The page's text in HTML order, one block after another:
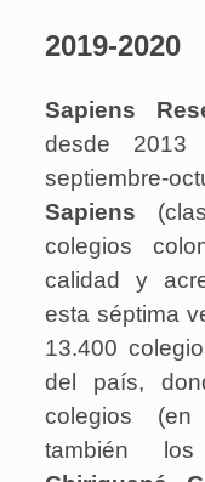
2019-2020
Sapiens
desde
septiembre-
Sapiens
colegios
calidad y
esta séptima
13.400
del país,
colegios (en
también